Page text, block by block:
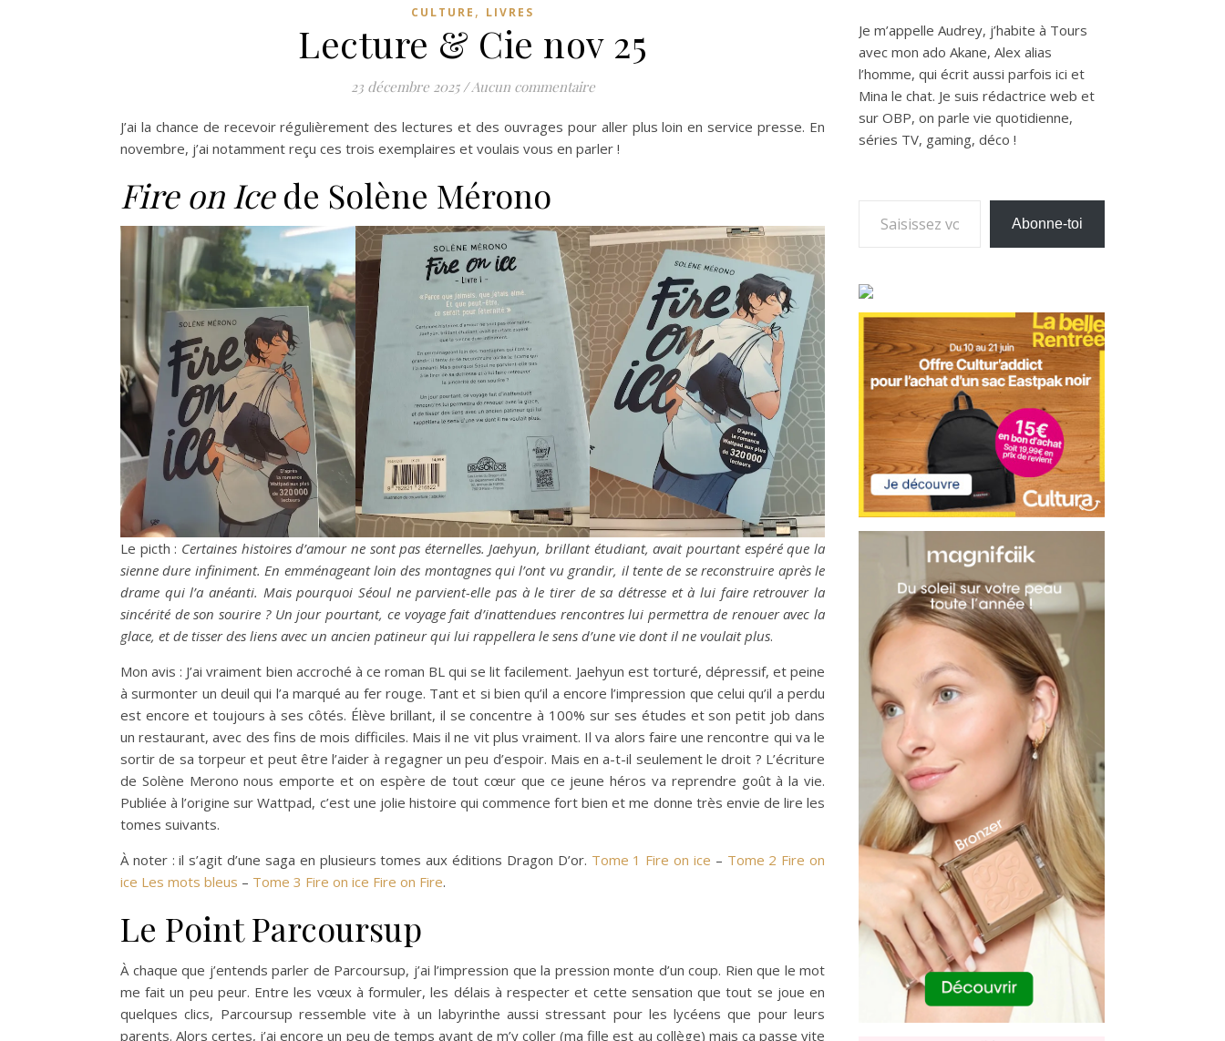
CULTURE , LIVRES
Lecture & Cie nov 25
23 décembre 2025 / Aucun commentaire
J’ai la chance de recevoir régulièrement des lectures et des ouvrages pour aller plus loin en service presse. En
novembre, j’ai notamment reçu ces trois exemplaires et voulais vous en parler !
Fire on Icede Solène Mérono
Le picth : Certaines histoires d’amour ne sont pas éternelles. Jaehyun, brillant étudiant, avait pourtant espéré que la
sienne dure infiniment. En emménageant loin des montagnes qui l’ont vu grandir, il tente de se reconstruire après le
drame qui l’a anéanti. Mais pourquoi Séoul ne parvient-elle pas à le tirer de sa détresse et à lui faire retrouver la
sincérité de son sourire ? Un jour pourtant, ce voyage fait d’inattendues rencontres lui permettra de renouer avec la
glace, et de tisser des liens avec un ancien patineur qui lui rappellera le sens d’une vie dont il ne voulait plus.
Mon avis : J’ai vraiment bien accroché à ce roman BL qui se lit facilement. Jaehyun est torturé, dépressif, et peine
à surmonter un deuil qui l’a marqué au fer rouge. Tant et si bien qu’il a encore l’impression que celui qu’il a perdu
est encore et toujours à ses côtés. Élève brillant, il se concentre à 100% sur ses études et son petit job dans
un restaurant, avec des fins de mois difficiles. Mais il ne vit plus vraiment. Il va alors faire une rencontre qui va le
sortir de sa torpeur et peut être l’aider à regagner un peu d’espoir. Mais en a-t-il seulement le droit ? L’écriture
de Solène Merono nous emporte et on espère de tout cœur que ce jeune héros va reprendre goût à la vie.
Publiée à l’origine sur Wattpad, c’est une jolie histoire qui commence fort bien et me donne très envie de lire les
tomes suivants.
À noter : il s’agit d’une saga en plusieurs tomes aux éditions Dragon D’or. Tome 1 Fire on ice – Tome 2 Fire on
ice Les mots bleus – Tome 3 Fire on ice Fire on Fire.
Le Point Parcoursup
À chaque que j’entends parler de Parcoursup, j’ai l’impression que la pression monte d’un coup. Rien que le mot
me fait un peu peur. Entre les vœux à formuler, les délais à respecter et cette sensation que tout se joue en
quelques clics, Parcoursup ressemble vite à un labyrinthe aussi stressant pour les lycéens que pour leurs
parents. Alors certes, j’ai encore un peu de temps avant de m’y coller (ma fille est au collège) mais ca passe vite
Je m’appelle Audrey, j’habite à Tours
avec mon ado Akane, Alex alias
l’homme, qui écrit aussi parfois ici et
Mina le chat. Je suis rédactrice web et
sur OBP, on parle vie quotidienne,
séries TV, gaming, déco !
Saisissez votre adresse e-mail…
Abonne-toi